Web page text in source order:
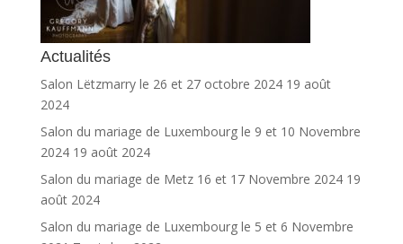
Actualités
Salon Lëtzmarry le 26 et 27 octobre 2024 19 août
2024
Salon du mariage de Luxembourg le 9 et 10 Novembre
2024 19 août 2024
Salon du mariage de Metz 16 et 17 Novembre 2024 19
août 2024
Salon du mariage de Luxembourg le 5 et 6 Novembre